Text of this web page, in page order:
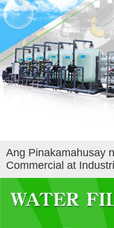
Ang Pinakamahusay
Commercial at